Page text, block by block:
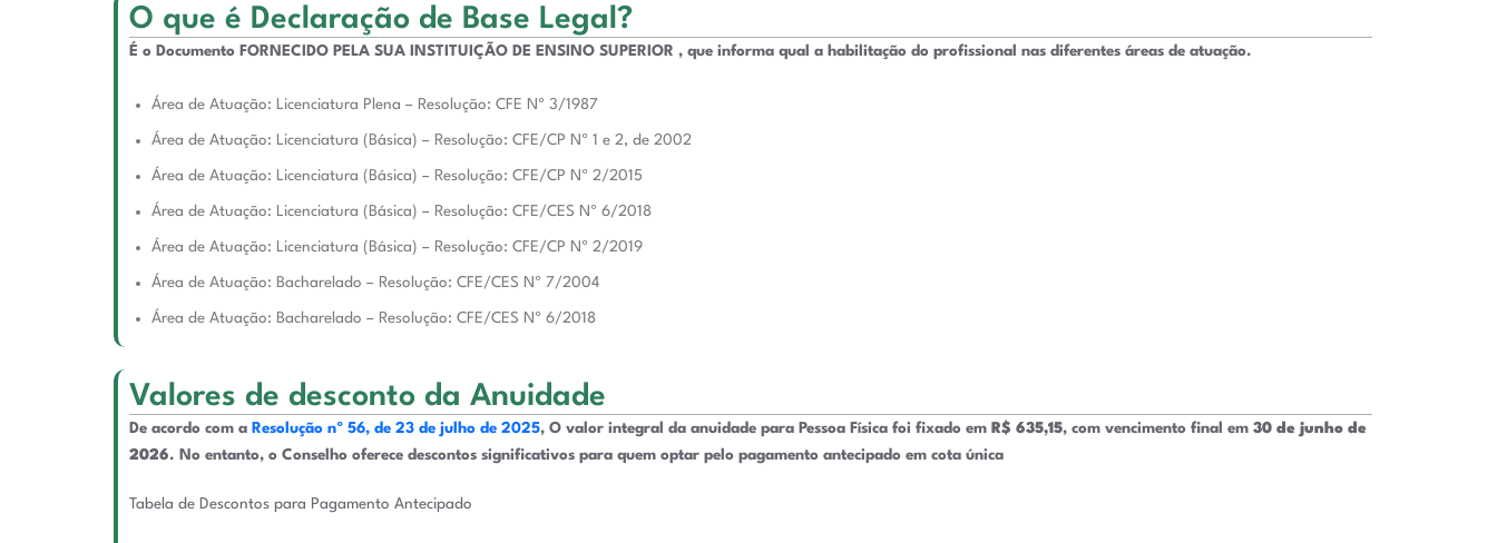
O que é Declaração de Base Legal?
É o Documento FORNECIDO PELA SUA INSTITUIÇÃO DE ENSINO SUPERIOR , que informa qual a habilitação do profissional nas diferentes áreas de atuação.
Área de Atuação: Licenciatura Plena – Resolução: CFE Nº 3/1987
Área de Atuação: Licenciatura (Básica) – Resolução: CFE/CP Nº 1 e 2, de 2002
Área de Atuação: Licenciatura (Básica) – Resolução: CFE/CP Nº 2/2015
Área de Atuação: Licenciatura (Básica) – Resolução: CFE/CES Nº 6/2018
Área de Atuação: Licenciatura (Básica) – Resolução: CFE/CP Nº 2/2019
Área de Atuação: Bacharelado – Resolução: CFE/CES Nº 7/2004
Área de Atuação: Bacharelado – Resolução: CFE/CES Nº 6/2018
Valores de desconto da Anuidade
De acordo com a Resolução nº 56, de 23 de julho de 2025, O valor integral da anuidade para Pessoa Física foi fixado em R$ 635,15, com vencimento final em 30 de junho de
2026. No entanto, o Conselho oferece descontos significativos para quem optar pelo pagamento antecipado em cota única
Tabela de Descontos para Pagamento Antecipado